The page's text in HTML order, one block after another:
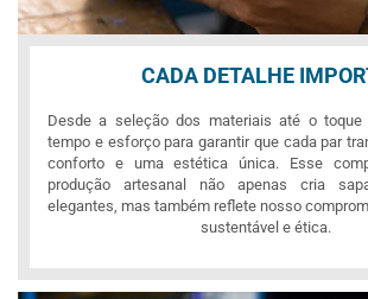
CADA DETALHE
Desde a seleção dos materiais até o toque
tempo e esforço para garantir que cada par
conforto e uma estética única. Esse
produção artesanal não apenas cria
elegantes, mas também reflete nosso
sustentável e ética.